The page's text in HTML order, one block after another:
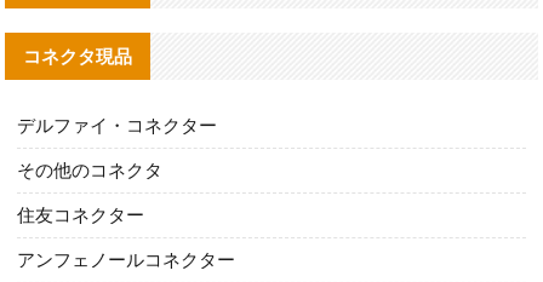
コネクタ現品
デルファイ・コネクター
その他のコネクタ
住友コネクター
アンフェノールコネクター